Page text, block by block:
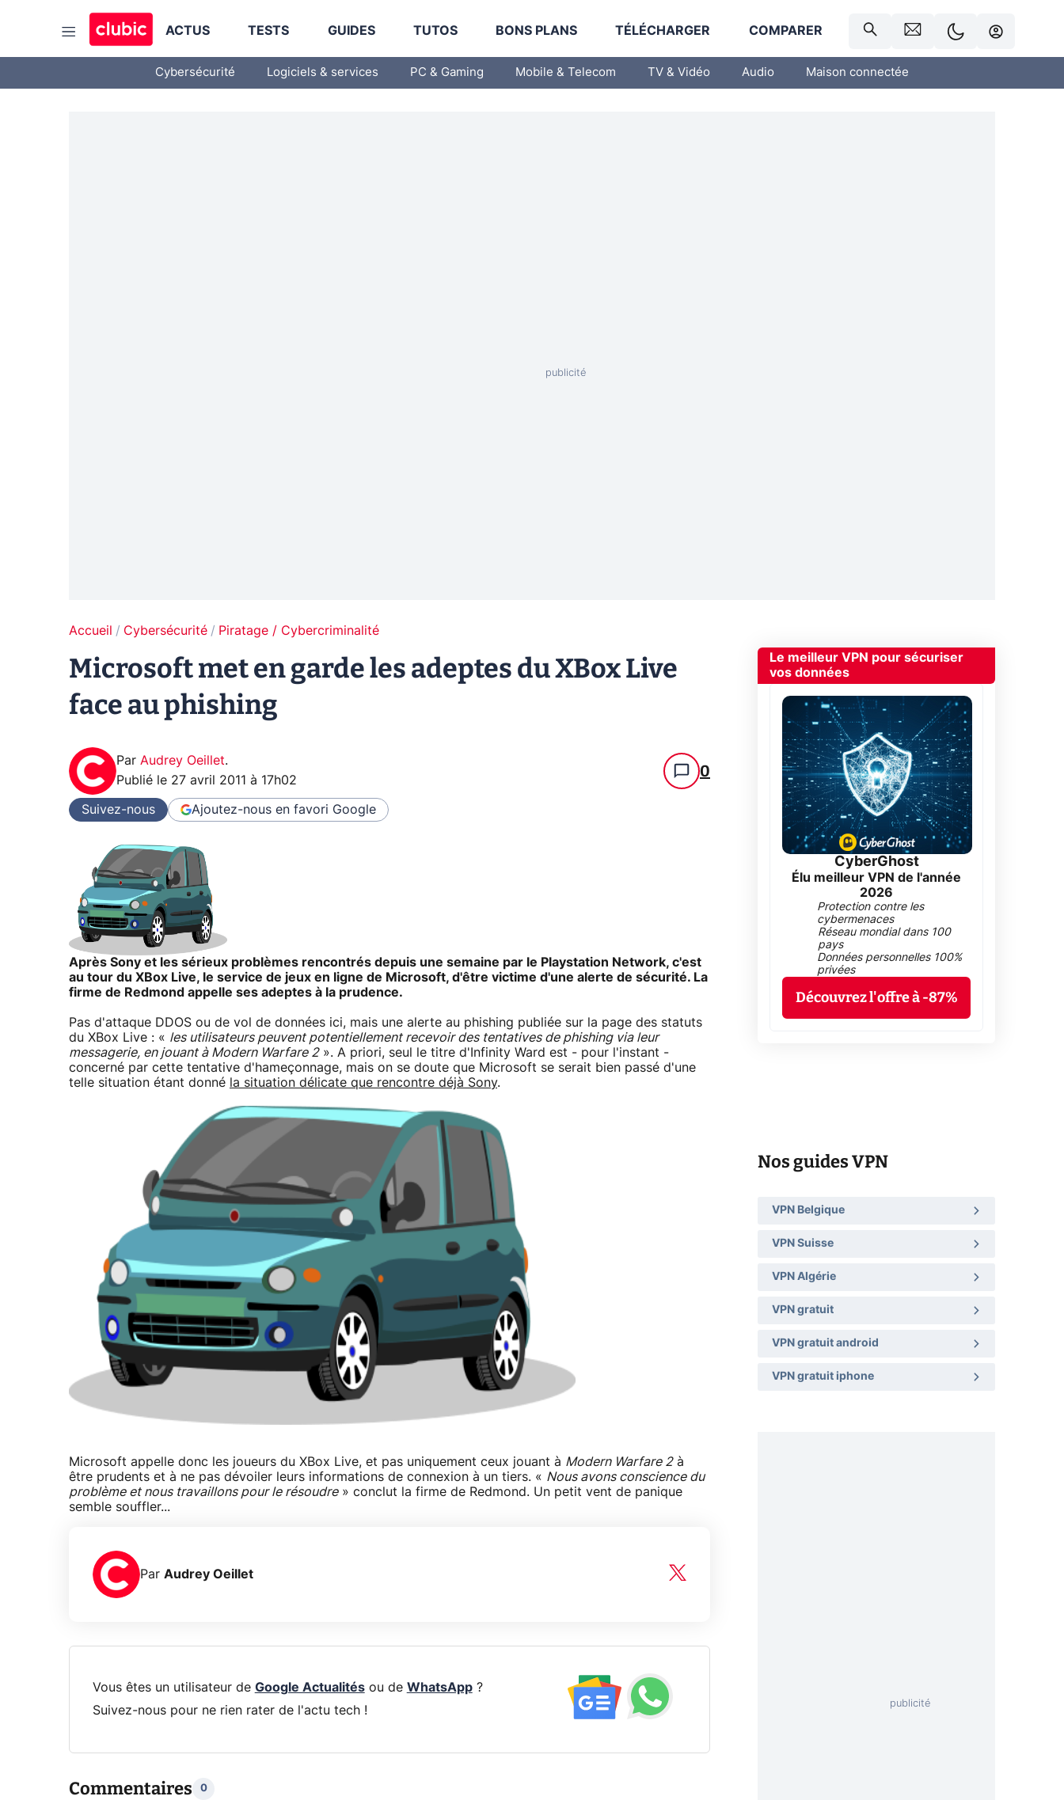
ACTUS TESTS GUIDES TUTOS BONS PLANS TÉLÉCHARGER COMPARER
Cybersécurité Logiciels & services PC & Gaming Mobile & Telecom TV & Vidéo Audio Maison connectée
Accueil Cybersécurité Piratage / Cybercriminalité
Microsoft met en garde les adeptes du XBox Live
face au phishing
Par Audrey Oeillet.
Publié le 27 avril 2011 à 17h02 0
Suivez-nous Ajoutez-nous en favori Google
Après Sony et les sérieux problèmes rencontrés depuis une semaine par le Playstation Network, c'est
au tour du XBox Live, le service de jeux en ligne de Microsoft, d'être victime d'une alerte de sécurité. La
firme de Redmond appelle ses adeptes à la prudence.
Pas d'attaque DDOS ou de vol de données ici, mais une alerte au phishing publiée sur la page des statuts
du XBox Live : « les utilisateurs peuvent potentiellement recevoir des tentatives de phishing via leur
messagerie, en jouant à Modern Warfare 2». A priori, seul le titre d'Infinity Ward est - pour l'instant -
concerné par cette tentative d'hameçonnage, mais on se doute que Microsoft se serait bien passé d'une
telle situation étant donné la situation délicate que rencontre déjà Sony.
Microsoft appelle donc les joueurs du XBox Live, et pas uniquement ceux jouant à Modern Warfare 2à
être prudents et à ne pas dévoiler leurs informations de connexion à un tiers. « Nous avons conscience du
problème et nous travaillons pour le résoudre» conclut la firme de Redmond. Un petit vent de panique
semble souffler...
Par Audrey Oeillet
Vous êtes un utilisateur de Google Actualitésou de WhatsApp?
Suivez-nous pour ne rien rater de l'actu tech !
Commentaires 0
Le meilleur VPN pour sécuriser
vos données
CyberGhost
Élu meilleur VPN de l'année
2026
Protection contre les
cybermenaces
Réseau mondial dans 100
pays
Données personnelles 100%
privées
Découvrez l'offre à -87%
Nos guides VPN
VPN Belgique
VPN Suisse
VPN Algérie
VPN gratuit
VPN gratuit android
VPN gratuit iphone